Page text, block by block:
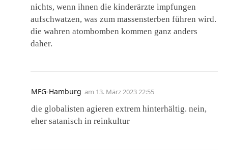
nichts, wenn ihnen die kinderärzte impfungen
aufschwatzen, was zum massensterben führen wird.
die wahren atombomben kommen ganz anders
daher.
MFG-Hamburg am 13. März 2023 22:55
die globalisten agieren extrem hinterhältig. nein,
eher satanisch in reinkultur